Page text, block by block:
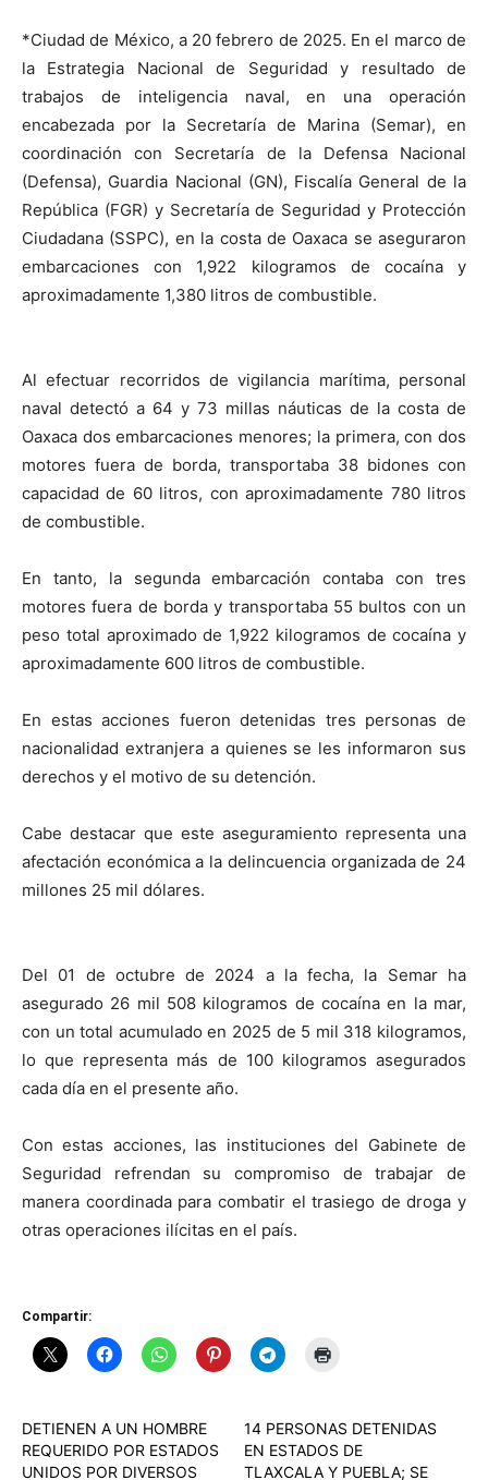
*Ciudad de México, a 20 febrero de 2025. En el marco de
la Estrategia Nacional de Seguridad y resultado de
trabajos de inteligencia naval, en una operación
encabezada por la Secretaría de Marina (Semar), en
coordinación con Secretaría de la Defensa Nacional
(Defensa), Guardia Nacional (GN), Fiscalía General de la
República (FGR) y Secretaría de Seguridad y Protección
Ciudadana (SSPC), en la costa de Oaxaca se aseguraron
embarcaciones con 1,922 kilogramos de cocaína y
aproximadamente 1,380 litros de combustible.
Al efectuar recorridos de vigilancia marítima, personal
naval detectó a 64 y 73 millas náuticas de la costa de
Oaxaca dos embarcaciones menores; la primera, con dos
motores fuera de borda, transportaba 38 bidones con
capacidad de 60 litros, con aproximadamente 780 litros
de combustible.
En tanto, la segunda embarcación contaba con tres
motores fuera de borda y transportaba 55 bultos con un
peso total aproximado de 1,922 kilogramos de cocaína y
aproximadamente 600 litros de combustible.
En estas acciones fueron detenidas tres personas de
nacionalidad extranjera a quienes se les informaron sus
derechos y el motivo de su detención.
Cabe destacar que este aseguramiento representa una
afectación económica a la delincuencia organizada de 24
millones 25 mil dólares.
Del 01 de octubre de 2024 a la fecha, la Semar ha
asegurado 26 mil 508 kilogramos de cocaína en la mar,
con un total acumulado en 2025 de 5 mil 318 kilogramos,
lo que representa más de 100 kilogramos asegurados
cada día en el presente año.
Con estas acciones, las instituciones del Gabinete de
Seguridad refrendan su compromiso de trabajar de
manera coordinada para combatir el trasiego de droga y
otras operaciones ilícitas en el país.
Compartir:
DETIENEN A UN HOMBRE
REQUERIDO POR ESTADOS
UNIDOS POR DIVERSOS
14 PERSONAS DETENIDAS
EN ESTADOS DE
TLAXCALA Y PUEBLA; SE